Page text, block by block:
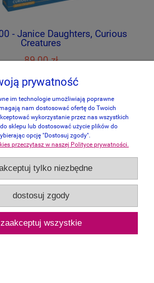
- Janice Daughters, Curious
Creatures
89,00 zł
prywatność
im technologie umożliwiają poprawne
nam dostosować ofertę do Twoich
wykorzystanie przez nas wszystkich
sklepu lub dostosować użycie plików do
opcję "Dostosuj zgody".
przeczytasz w naszej Polityce prywatności.
tylko niezbędne
dostosuj zgody
zaakceptuj wszystkie